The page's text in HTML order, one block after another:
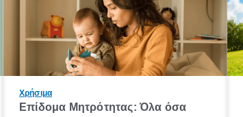
Χρήσιμα
Επίδομα Μητρότητας: Όλα όσα